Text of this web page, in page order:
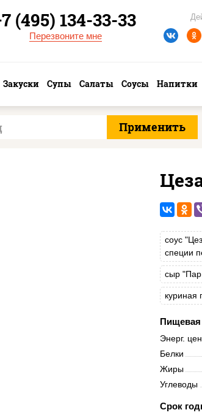
(495) 134-33-33
Перезвоните мне
Закуски Супы Салаты Соусы Напитки
соус
специи
сыр
куриная
Пищевая
Энерг.
Белки
Жиры
Углеводы
Срок